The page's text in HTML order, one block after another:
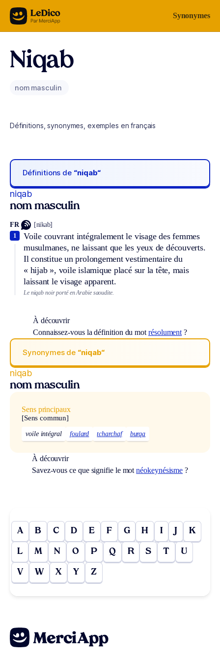
Aller au contenu Synonymes
Niqab
nom masculin
Définitions, synonymes, exemples en français
Définitions de “niqab“
niqab
nom masculin
FR [nikab]
Voile couvrant intégralement le visage des femmes
musulmanes, ne laissant que les yeux de découverts.
Il constitue un prolongement vestimentaire du
« hijab », voile islamique placé sur la tête, mais
laissant le visage apparent.
1
Le niqab noir porté en Arabie saoudite.
À découvrir
Connaissez-vous la définition du mot résolument ?
Synonymes de “niqab“
niqab
nom masculin
Sens principaux
[Sens commun]
voile intégral foulard tcharchaf burqa
À découvrir
Savez-vous ce que signifie le motnéokeynésisme ?
A B C D E F G H I J K
L M N O P Q R S T U
V W X Y Z